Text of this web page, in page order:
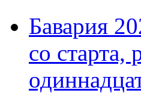
Бавария
со старта,